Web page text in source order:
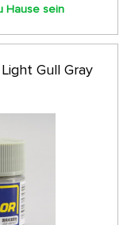
Hause sein
Gull Gray